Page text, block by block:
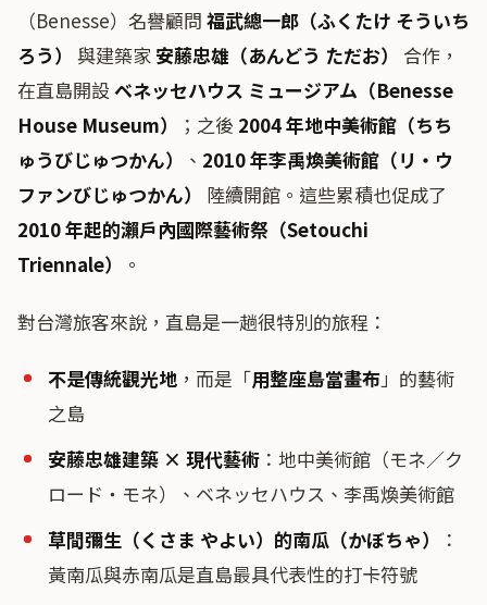
（Benesse）名譽顧問 福武總一郎（ふくたけ そういち
ろう） 與建築家 安藤忠雄（あんどう ただお）
合作，
在直島開設 ベネッセハウス ミュージアム（Benesse
House Museum）
；之後 2004 年地中美術館（ちち
ゅうびじゅつかん）
、 2010 年李禹煥美術館（リ・ウ
ファンびじゅつかん）
陸續開館。這些累積也促成了
2010 年起的瀨戶內國際藝術祭（Setouchi
Triennale）
。
對台灣旅客來說，直島是一趟很特別的旅程：
不是傳統觀光地 ，而是「用整座島當畫布」的藝術
之島
安藤忠雄建築 × 現代藝術 ：地中美術館（モネ／ク
ロード・モネ）、ベネッセハウス、李禹煥美術館
草間彌生（くさま やよい）的南瓜（かぼちゃ）
：
黃南瓜與赤南瓜是直島最具代表性的打卡符號